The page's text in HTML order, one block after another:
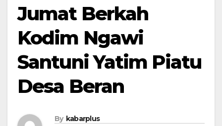
Jumat Berkah
Kodim Ngawi
Santuni Yatim Piatu
Desa Beran
By kabarplus